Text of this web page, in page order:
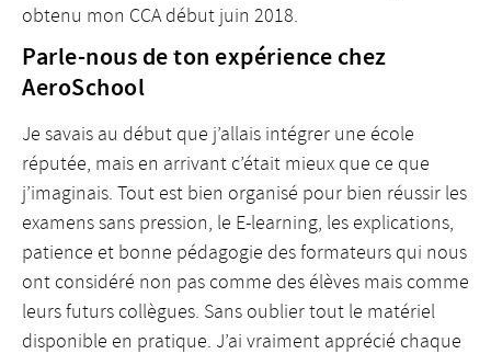
obtenu mon CCA début juin 2018.
Parle-nous de ton expérience chez
AeroSchool
Je savais au début que j’allais intégrer une école
réputée, mais en arrivant c’était mieux que ce que
j’imaginais. Tout est bien organisé pour bien réussir les
examens sans pression, le E-learning, les explications,
patience et bonne pédagogie des formateurs qui nous
ont considéré non pas comme des élèves mais comme
leurs futurs collègues. Sans oublier tout le matériel
disponible en pratique. J’ai vraiment apprécié chaque